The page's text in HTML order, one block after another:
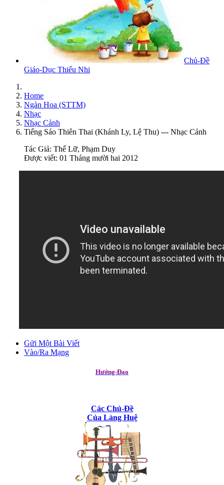
Chủ-Đề
Giáo-Dục Thiếu Nhi
Home
Ngàn Hoa (STTM)
Nhạc
Nhạc Cảnh
Tiếng Sáo Thiên Thai (Khánh Ly, Lệ Thu) --- Nhạc Cảnh
Tác Giả: Thế Lữ, Phạm Duy
Được viết: 01 Tháng mười hai 2012
Gửi Một Bài Viết
Vào/Ra Mạng
Hướng-Đạo
Các Chủ-Đề
Của Làng Huệ